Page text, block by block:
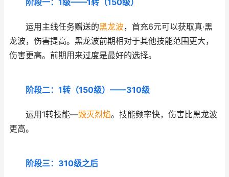
阶段一：1级——1转（150级）
运用主线任务赠送的黑龙波，首充6元可以获取真·黑
龙波，伤害提高。黑龙波前期相对于其他技能范围更大，
伤害更高。前期用来过度是最好的选择。
阶段二：1转（150级）——310级
运用1转技能—毁灭烈焰。技能频率快，伤害比黑龙波
更高。
阶段三：310级之后